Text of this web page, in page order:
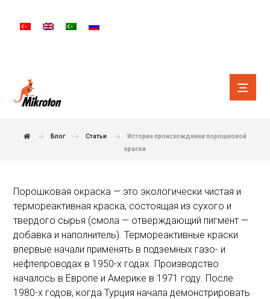
Блог Статьи
История происхождения порошковой
краски
Порошковая окраска — это экологически чистая и
термореактивная краска, состоящая из сухого и
твердого сырья (смола — отверждающий пигмент —
добавка и наполнитель). Термореактивные краски
впервые начали применять в подземных газо- и
нефтепроводах в 1950-х годах. Производство
началось в Европе и Америке в 1971 году. После
1980-х годов, когда Турция начала демонстрировать